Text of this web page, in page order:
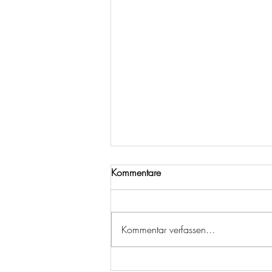
Dr. Crispy & Mr. Dried im Test:
Kommentare
Kommentar verfassen...